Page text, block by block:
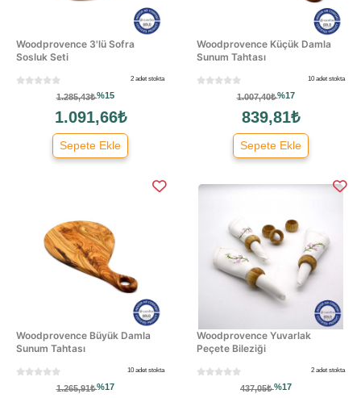
Woodprovence 3'lü Sofra
Sosluk Seti
2 adet stokta
1.285,43₺%15
1.091,66₺
Sepete Ekle
Woodprovence Küçük Damla
Sunum Tahtası
10 adet stokta
1.007,40₺%17
839,81₺
Sepete Ekle
Woodprovence Büyük Damla
Sunum Tahtası
10 adet stokta
1.265,91₺%17
Woodprovence Yuvarlak
Peçete Bileziği
2 adet stokta
437,05₺%17